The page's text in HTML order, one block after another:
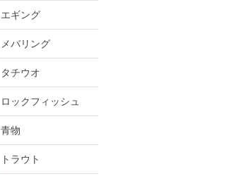
エギング
メバリング
タチウオ
ロックフィッシュ
青物
トラウト